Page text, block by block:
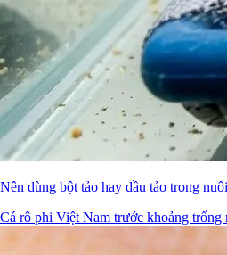
Nên dùng bột tảo hay dầu tảo trong
Cá rô phi Việt Nam trước khoảng trống